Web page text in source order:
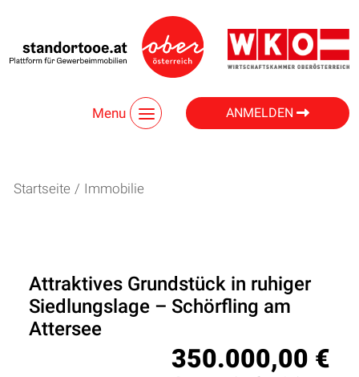
Menu ANMELDEN
Startseite / Immobilie
Attraktives Grundstück in ruhiger
Siedlungslage – Schörfling am
Attersee
350.000,00 €